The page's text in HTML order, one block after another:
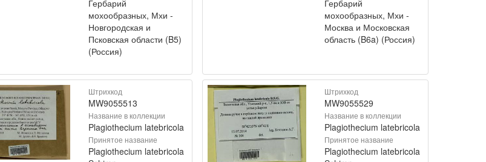
Гербарий
мохообразных, Мхи -
Новгородская и
Псковская области (B5)
(Россия)
Гербарий
мохообразных, Мхи -
Москва и Московская
область (B6a) (Россия)
Штрихкод
MW9055513
Название в коллекции
Plagiothecium latebricola
Принятое название
Plagiothecium latebricola
Штрихкод
MW9055529
Название в коллекции
Plagiothecium latebricola
Принятое название
Plagiothecium latebricola